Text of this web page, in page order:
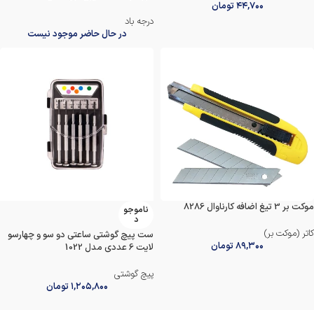
۴۴,۷۰۰تومان
درجه باد
در حال حاضر موجود نیست
موکت بر 3 تیغ اضافه کارناوال 8286
کاتر (موکت بر)
۸۹,۳۰۰تومان
ناموجو
د
ست پیچ گوشتی ساعتی دو سو و چهارسو
لایت 6 عددی مدل 1022
پیچ گوشتی
۱,۲۰۵,۸۰۰تومان